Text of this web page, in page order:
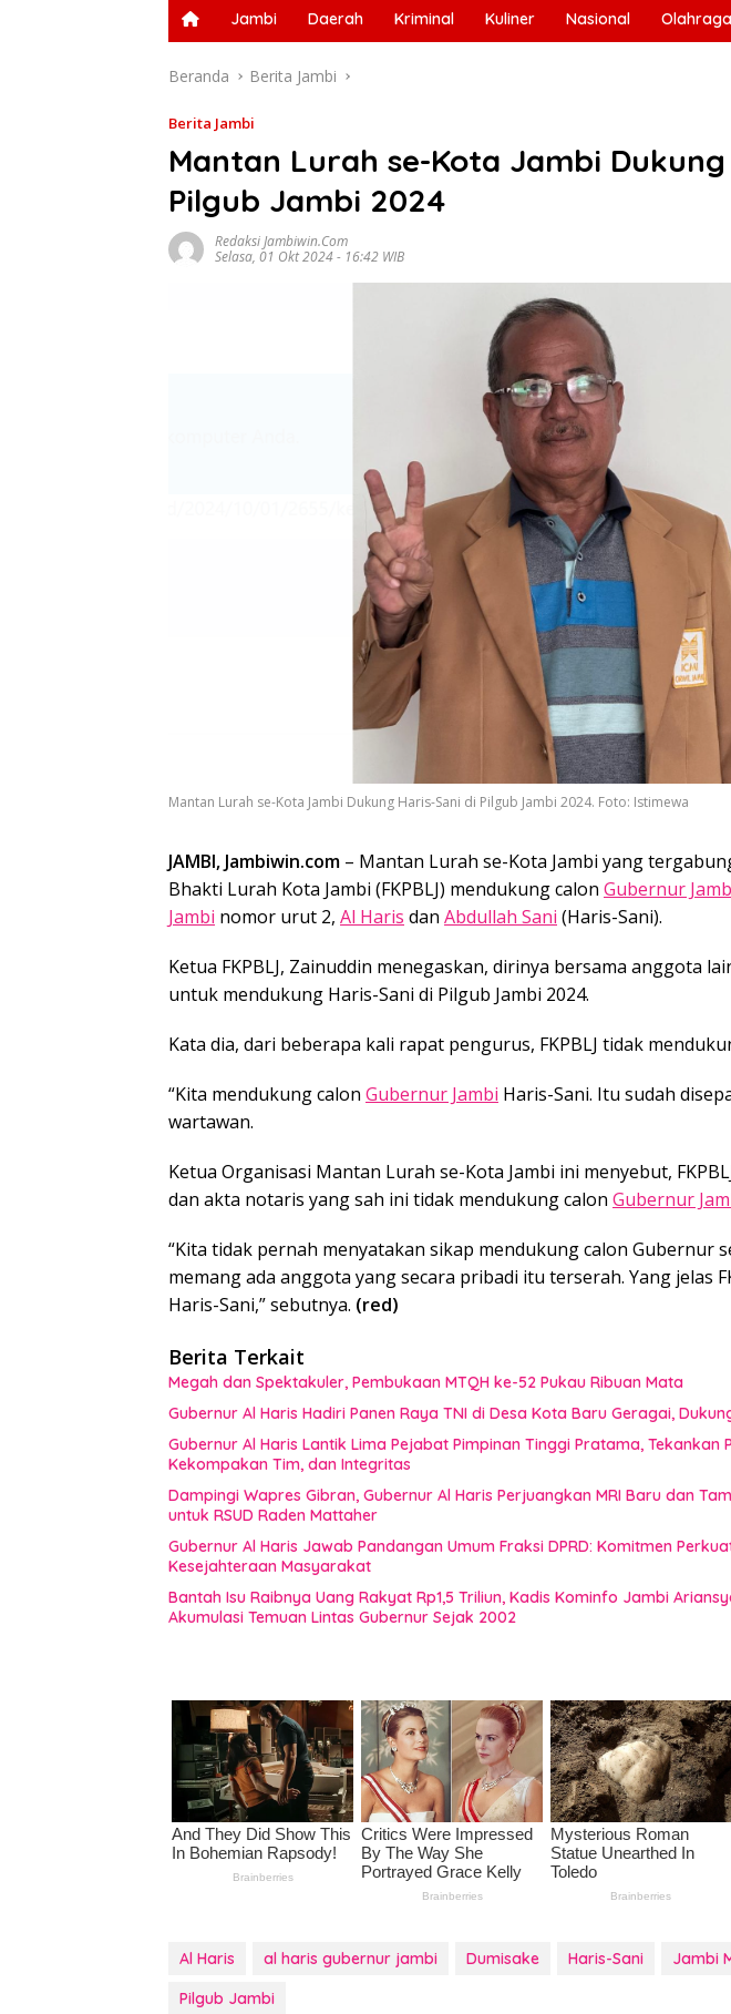
Jambi Daerah Kriminal Kuliner Nasional Olahraga
Beranda Berita Jambi
Berita Jambi
Mantan Lurah se-Kota Jambi
Pilgub Jambi 2024
Redaksi Jambiwin.com
Selasa, 01 Okt 2024 - 16:42 WIB
Mantan Lurah se-Kota Jambi Dukung Haris-Sani di Pilgub Jambi 2024. Foto: Istimewa
JAMBI, Jambiwin.com – Mantan Lurah se-Kota Jambi yang
Bhakti Lurah Kota Jambi (FKPBLJ) mendukung calon Gubernur
Jambi nomor urut 2, Al Haris dan Abdullah Sani (Haris-Sani).
Ketua FKPBLJ, Zainuddin menegaskan, dirinya bersama anggota
untuk mendukung Haris-Sani di Pilgub Jambi 2024.
Kata dia, dari beberapa kali rapat pengurus, FKPBLJ tidak
“Kita mendukung calon Gubernur Jambi Haris-Sani. Itu sudah
wartawan.
Ketua Organisasi Mantan Lurah se-Kota Jambi ini menyebut,
dan akta notaris yang sah ini tidak mendukung calon Gubernur
“Kita tidak pernah menyatakan sikap mendukung calon Gubernur
memang ada anggota yang secara pribadi itu terserah. Yang jelas
Haris-Sani,” sebutnya. (red)
Berita Terkait
Megah dan Spektakuler, Pembukaan MTQH ke-52 Pukau Ribuan Mata
Gubernur Al Haris Hadiri Panen Raya TNI di Desa Kota Baru Geragai,
Gubernur Al Haris Lantik Lima Pejabat Pimpinan Tinggi Pratama, Tekankan
Kekompakan Tim, dan Integritas
Dampingi Wapres Gibran, Gubernur Al Haris Perjuangkan MRI Baru dan
untuk RSUD Raden Mattaher
Gubernur Al Haris Jawab Pandangan Umum Fraksi DPRD: Komitmen
Kesejahteraan Masyarakat
Bantah Isu Raibnya Uang Rakyat Rp1,5 Triliun, Kadis Kominfo Jambi
Akumulasi Temuan Lintas Gubernur Sejak 2002
Al Haris al haris gubernur jambi Dumisake Haris-Sani Jambi
Pilgub Jambi